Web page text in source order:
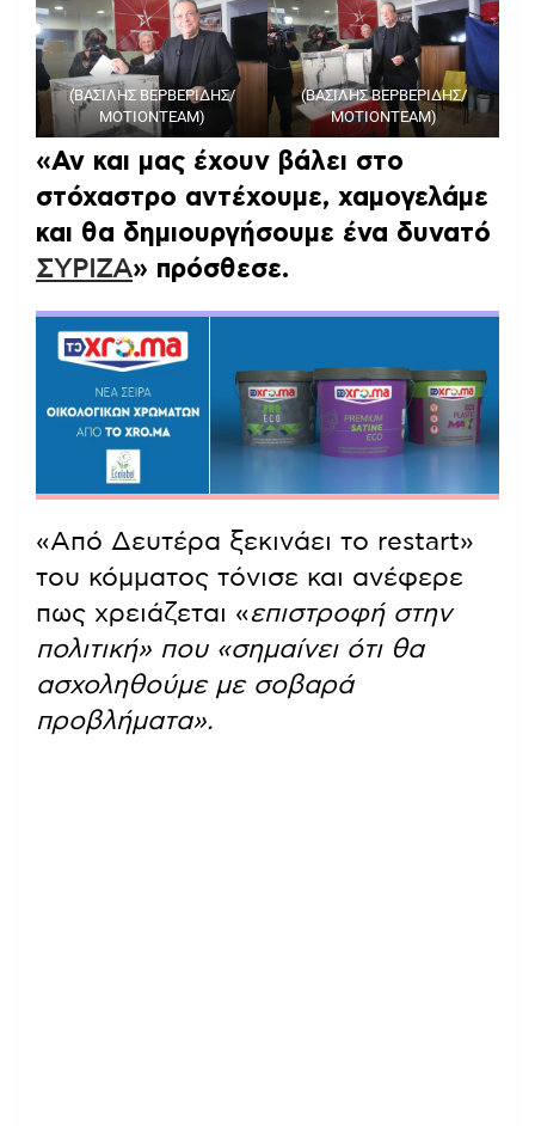
(ΒΑΣΙΛΗΣ ΒΕΡΒΕΡΙΔΗΣ/
ΜΟΤΙΟΝΤΕΑΜ)
(ΒΑΣΙΛΗΣ ΒΕΡΒΕΡΙΔΗΣ/
ΜΟΤΙΟΝΤΕΑΜ)
«Αν και μας έχουν βάλει στο
στόχαστρο αντέχουμε, χαμογελάμε
και θα δημιουργήσουμε ένα δυνατό
ΣΥΡΙΖΑ» πρόσθεσε.
«Από Δευτέρα ξεκινάει το restart»
του κόμματος τόνισε και ανέφερε
πως χρειάζεται «επιστροφή στην
πολιτική» που «σημαίνει ότι θα
ασχοληθούμε με σοβαρά
προβλήματα».